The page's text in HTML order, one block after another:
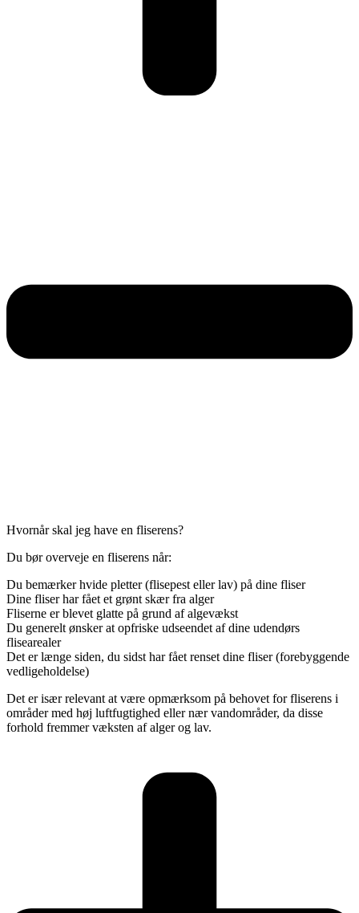
Hvornår skal jeg have en fliserens?
Du bør overveje en fliserens når:
Du bemærker hvide pletter (flisepest eller lav) på dine fliser
Dine fliser har fået et grønt skær fra alger
Fliserne er blevet glatte på grund af algevækst
Du generelt ønsker at opfriske udseendet af dine udendørs
flisearealer
Det er længe siden, du sidst har fået renset dine fliser (forebyggende
vedligeholdelse)
Det er især relevant at være opmærksom på behovet for fliserens i
områder med høj luftfugtighed eller nær vandområder, da disse
forhold fremmer væksten af alger og lav.